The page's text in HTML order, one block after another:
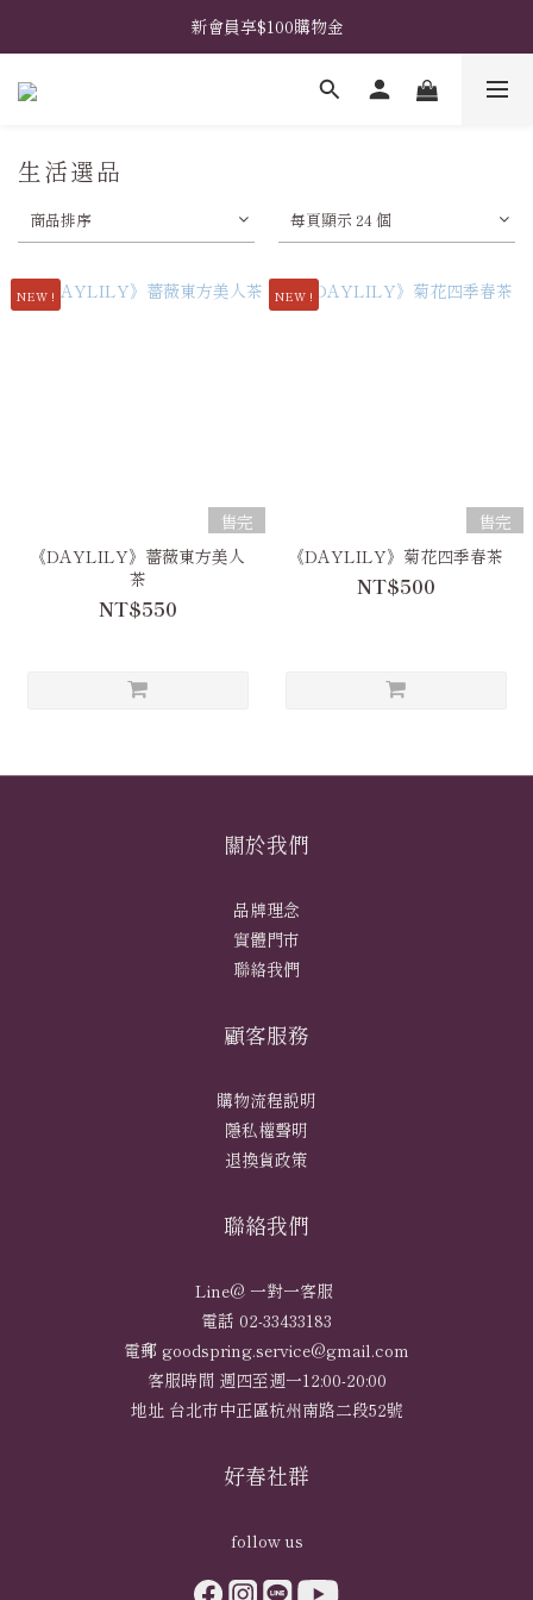
𖧧  指定禮盒免費升級花藝包裝 𖧧  馬上挑選禮盒款式 ➤
新會員享$100購物金
𖧧  指定禮盒免費升級花藝包裝 𖧧  馬上挑選禮盒款式 ➤
生活選品
商品排序 每頁顯示 24 個
NEW !
售完
《DAYLILY》薔薇東方美人
茶
NT$550
NEW !
售完
《DAYLILY》菊花四季春茶
NT$500
關於我們
品牌理念
實體門市
聯絡我們
顧客服務
購物流程說明
隱私權聲明
退換貨政策
聯絡我們
Line@ 一對一客服
電話 02-33433183
電郵 goodspring.service@gmail.com
客服時間 週四至週一12:00-20:00
地址 台北市中正區杭州南路二段52號
好春社群
follow us